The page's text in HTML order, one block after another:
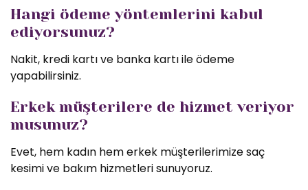
Hangi ödeme yöntemlerini kabul
ediyorsunuz?
Nakit, kredi kartı ve banka kartı ile ödeme
yapabilirsiniz.
Erkek müşterilere de hizmet veriyor
musunuz?
Evet, hem kadın hem erkek müşterilerimize saç
kesimi ve bakım hizmetleri sunuyoruz.